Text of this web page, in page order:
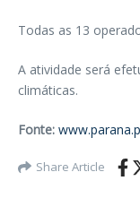
Todas as 13
A atividade será
climáticas.
Fonte:
Share Article